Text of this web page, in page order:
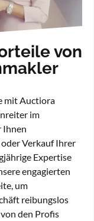
von
mit Auctiora
im
Ihnen
Verkauf Ihrer
Expertise
engagierten
um
reibungslos
den Profis